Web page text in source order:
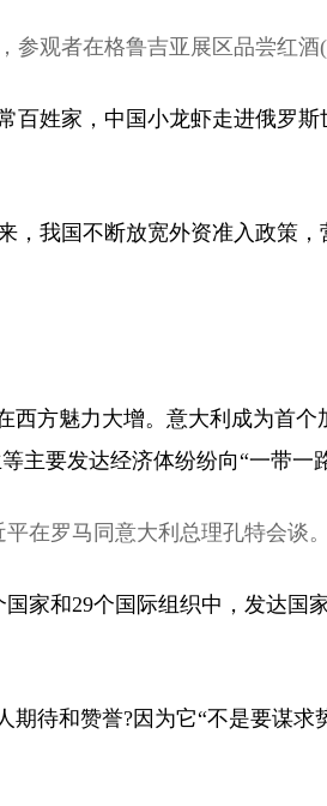
者在格鲁吉亚展区品尝红酒
姓家，中国小龙虾走进俄罗斯
我国不断放宽外资准入政策，
方魅力大增。意大利成为首个
主要发达经济体纷纷向“一带
在罗马同意大利总理孔特会谈。
和29个国际组织中，发达国
待和赞誉?因为它“不是要谋求